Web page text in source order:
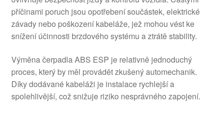
příčinami poruch jsou opotřebení součástek, elektrické
závady nebo poškození kabeláže, jež mohou vést ke
snížení účinnosti brzdového systému a ztrátě stability.
Výměna čerpadla ABS ESP je relativně jednoduchý
proces, který by měl provádět zkušený automechanik.
Díky dodávané kabeláži je instalace rychlejší a
spolehlivější, což snižuje riziko nesprávného zapojení.